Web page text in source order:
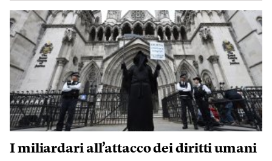
I miliardari all’attacco dei diritti umani